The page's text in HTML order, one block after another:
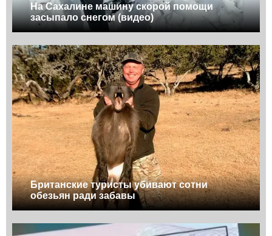
На Сахалине машину скорой помощи
засыпало снегом (видео)
Британские туристы убивают сотни
обезьян ради забавы